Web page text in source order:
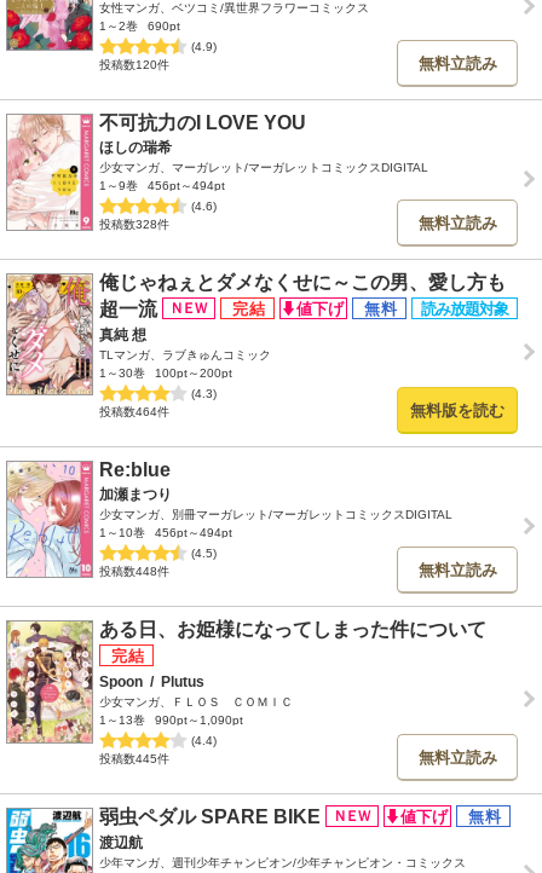
女性マンガ、ベツコミ/異世界フラワーコミックス
1～2巻
690pt
(4.9)
投稿数120件
無料立読み
不可抗力のI LOVE YOU
ほしの瑞希
少女マンガ、マーガレット/マーガレットコミックスDIGITAL
1～9巻
456pt～494pt
(4.6)
投稿数328件
無料立読み
俺じゃねぇとダメなくせに～この男、愛し方も
超一流
真純 想
TLマンガ、ラブきゅんコミック
1～30巻
100pt～200pt
(4.3)
投稿数464件
無料版を読む
Re:blue
加瀬まつり
少女マンガ、別冊マーガレット/マーガレットコミックスDIGITAL
1～10巻
456pt～494pt
(4.5)
投稿数448件
無料立読み
ある日、お姫様になってしまった件について
Spoon / Plutus
少女マンガ、ＦＬＯＳ ＣＯＭＩＣ
1～13巻
990pt～1,090pt
(4.4)
投稿数445件
無料立読み
弱虫ペダル SPARE BIKE
渡辺航
少年マンガ、週刊少年チャンピオン/少年チャンピオン・コミックス